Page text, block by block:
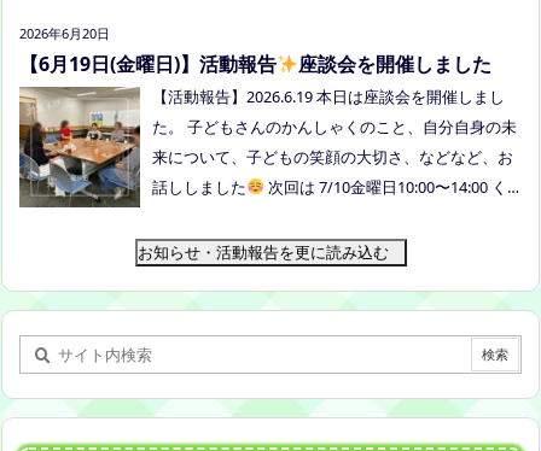
（加賀郡吉備中央町田土3109-3） 日時：令和８年7
7月28日（火）10:00~13:00頃 場所：玉島某所 参加
に達し次第締め切らせていただきます。 ※申し込み
をされた方は場所を個別にメールでお伝えします。
内容：いつもの座談会とは違う場所でこじんまりと
年7月24日（金）17:00まで お申し込みはこちら
h
2026年6月20日
【6月19日(金曜日)】活動報告 座談会を開催しました
【活動報告】2026.6.19 本日は座談会を開催しまし
た。 子どもさんのかんしゃくのこと、自分自身の未
来について、子どもの笑顔の大切さ、などなど、お
話ししました
次回は 7/10金曜日10:00〜14:00 く
お知らせ・活動報告を更に読み込む